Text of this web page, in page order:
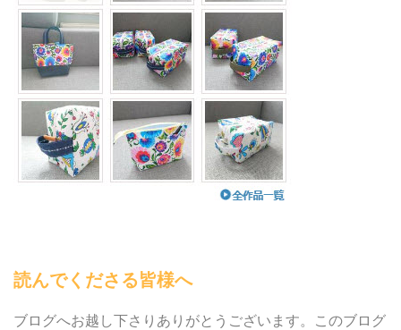
読んでくださる皆様へ
ブログへお越し下さりありがとうございます。このブログ